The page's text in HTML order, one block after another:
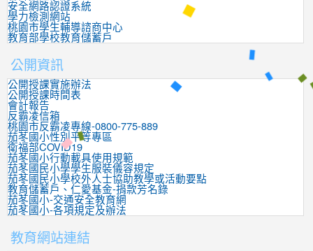
安全網路認證系統
學力檢測網站
桃園市學生輔導諮商中心
教育部學校教育儲蓄戶
公開資訊
公開授課實施辦法
公開授課時間表
會計報告
反霸凌信箱
桃園市反霸凌專線-0800-775-889
茄苳國小性別平等專區
衛福部COVID19
茄苳國小行動載具使用規範
茄苳國民小學學生服裝儀容規定
茄苳國民小學校外人士協助教學或活動要點
教育儲蓄戶、仁愛基金-捐款芳名錄
茄苳國小-交通安全教育網
茄苳國小-各項規定及辦法
教育網站連結